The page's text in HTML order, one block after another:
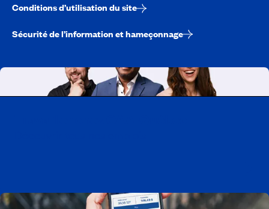
Conditions d’utilisation du site
Sécurité de l’information et hameçonnage